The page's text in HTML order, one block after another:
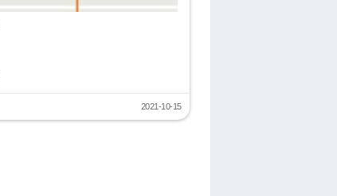
2021-10-15